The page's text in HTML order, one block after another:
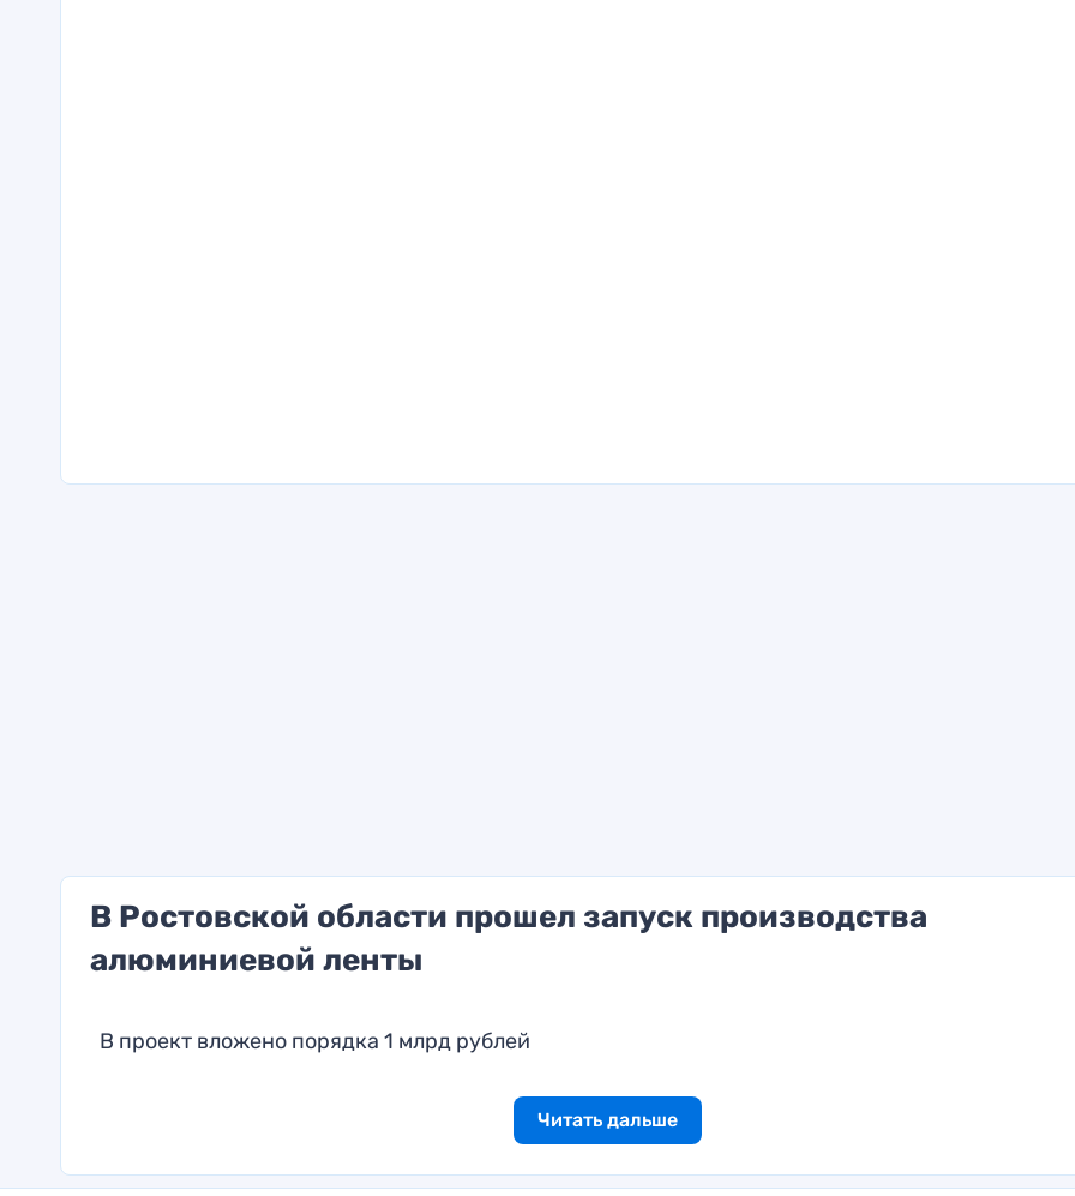
В Ростовской области прошел запуск производства
алюминиевой ленты
В проект вложено порядка 1 млрд рублей
Читать дальше